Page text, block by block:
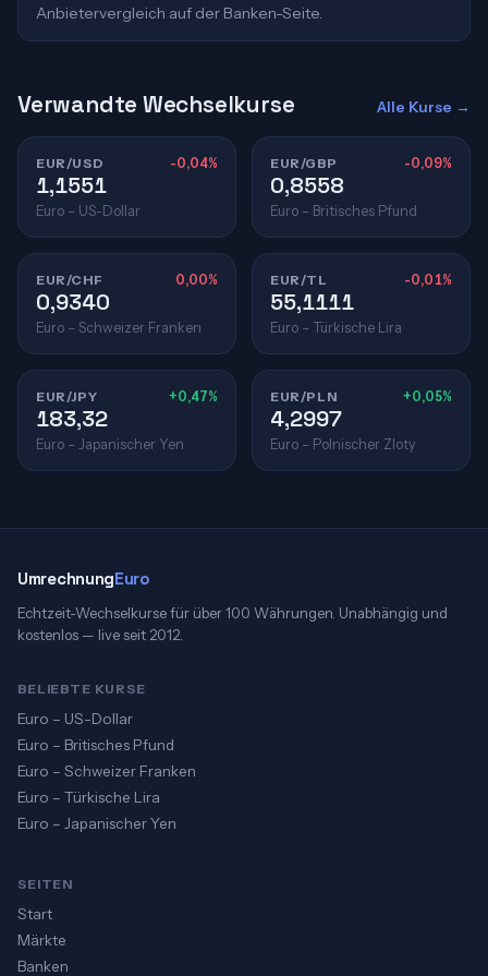
Anbietervergleich auf der Banken-Seite.
Verwandte Wechselkurse Alle Kurse →
EUR/USD -0,04%
1,1551
Euro – US-Dollar
EUR/GBP -0,09%
0,8558
Euro – Britisches Pfund
EUR/CHF 0,00%
0,9340
Euro – Schweizer Franken
EUR/TL -0,01%
55,1111
Euro – Türkische Lira
EUR/JPY +0,47%
183,32
Euro – Japanischer Yen
EUR/PLN +0,05%
4,2997
Euro – Polnischer Zloty
UmrechnungEuro
Echtzeit-Wechselkurse für über 100 Währungen. Unabhängig und
kostenlos — live seit 2012.
BELIEBTE KURSE
Euro – US-Dollar
Euro – Britisches Pfund
Euro – Schweizer Franken
Euro – Türkische Lira
Euro – Japanischer Yen
SEITEN
Start
Märkte
Banken